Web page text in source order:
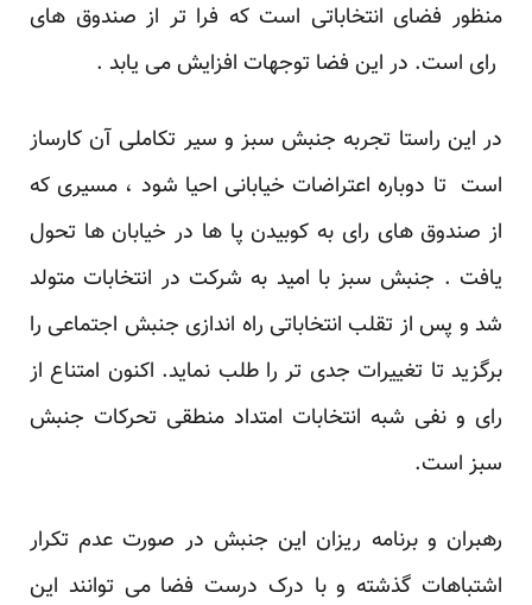
منظور فضای انتخاباتی است که فرا تر از صندوق های
رای است. در این فضا توجهات افزایش می یابد .
در این راستا تجربه جنبش سبز و سیر تکاملی آن کارساز
است تا دوباره اعتراضات خیابانی احیا شود ، مسیری که
از صندوق های رای به کوبیدن پا ها در خیابان ها تحول
یافت . جنبش سبز با امید به شرکت در انتخابات متولد
شد و پس از تقلب انتخاباتی راه اندازی جنبش اجتماعی را
برگزید تا تغییرات جدی تر را طلب نماید. اکنون امتناع از
رای و نفی شبه انتخابات امتداد منطقی تحرکات جنبش
سبز است.
رهبران و برنامه ریزان این جنبش در صورت عدم تکرار
اشتباهات گذشته و با درک درست فضا می توانند این